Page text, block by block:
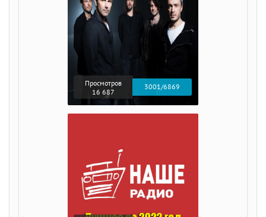
Просмотров
16 687
3001/6869